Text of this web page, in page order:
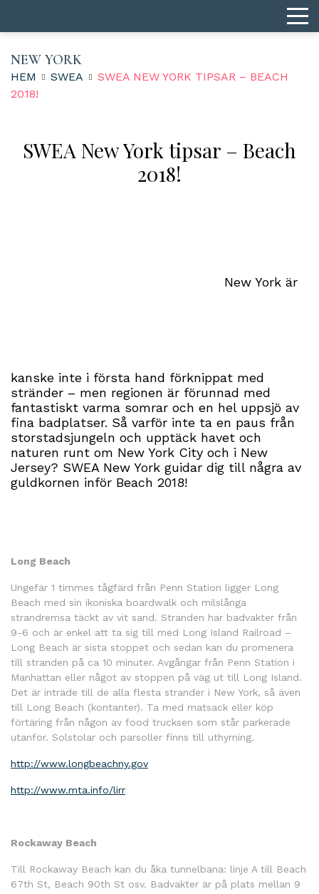
NEW YORK
HEM SWEA
SWEA NEW YORK TIPSAR – BEACH
2018!
SWEA New York tipsar – Beach
2018!
New York är
kanske inte i första hand förknippat med
stränder – men regionen är förunnad med
fantastiskt varma somrar och en hel uppsjö av
fina badplatser. Så varför inte ta en paus från
storstadsjungeln och upptäck havet och
naturen runt om New York City och i New
Jersey? SWEA New York guidar dig till några av
guldkornen inför Beach 2018!
Long Beach
Ungefär 1 timmes tågfärd från Penn Station ligger Long
Beach med sin ikoniska boardwalk och milslånga
strandremsa täckt av vit sand. Stranden har badvakter från
9-6 och är enkel att ta sig till med Long Island Railroad –
Long Beach är sista stoppet och sedan kan du promenera
till stranden på ca 10 minuter. Avgångar från Penn Station i
Manhattan eller något av stoppen på väg ut till Long Island.
Det är inträde till de alla flesta strander i New York, så även
till Long Beach (kontanter). Ta med matsack eller köp
förtäring från någon av food trucksen som står parkerade
utanför. Solstolar och parsoller finns till uthyrning.
http://www.longbeachny.gov
http://www.mta.info/lirr
Rockaway Beach
Till Rockaway Beach kan du åka tunnelbana: linje A till Beach
67th St, Beach 90th St osv. Badvakter är på plats mellan 9